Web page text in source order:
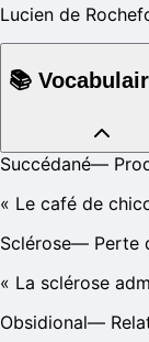
Lucien de
📚
Succédané—
« Le café de
Sclérose— Perte
« La sclérose
Obsidional—